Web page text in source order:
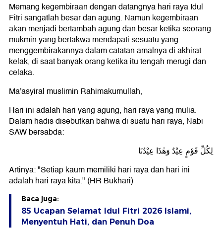
Memang kegembiraan dengan datangnya hari raya Idul
Fitri sangatlah besar dan agung. Namun kegembiraan
akan menjadi bertambah agung dan besar ketika seorang
mukmin yang bertakwa mendapati sesuatu yang
menggembirakannya dalam catatan amalnya di akhirat
kelak, di saat banyak orang ketika itu tengah merugi dan
celaka.
Ma'asyiral muslimin Rahimakumullah,
Hari ini adalah hari yang agung, hari raya yang mulia.
Dalam hadis disebutkan bahwa di suatu hari raya, Nabi
SAW bersabda:
لِكُلِّ قَوْمٍ عِيْدٌ وَهٰذَا عِيْدُنَا
Artinya: "Setiap kaum memiliki hari raya dan hari ini
adalah hari raya kita." (HR Bukhari)
Baca juga:
85 Ucapan Selamat Idul Fitri 2026 Islami,
Menyentuh Hati, dan Penuh Doa